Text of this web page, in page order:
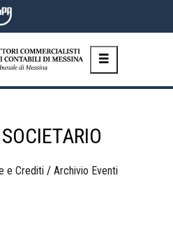
e Crediti / Archivio Eventi